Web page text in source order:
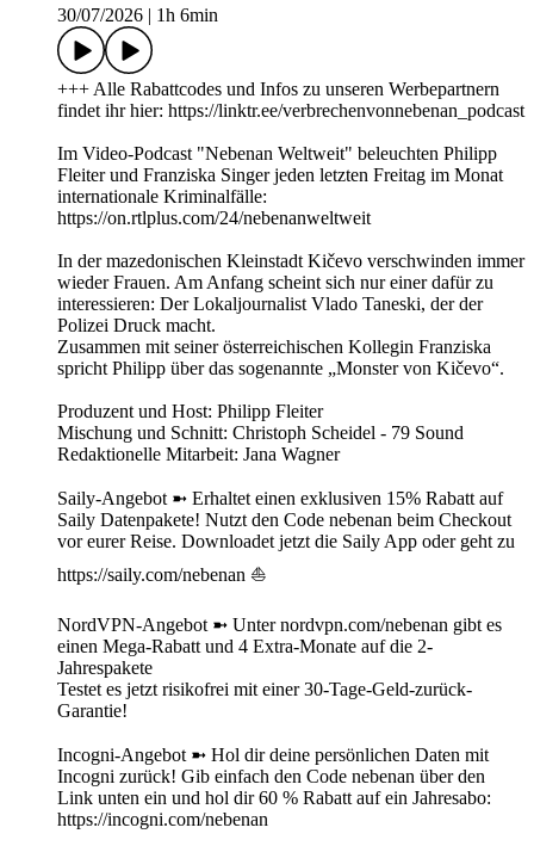
30/07/2026
1h 6min
+++ Alle Rabattcodes und Infos zu unseren Werbepartnern
findet ihr hier: https://linktr.ee/verbrechenvonnebenan_podcast
Im Video-Podcast "Nebenan Weltweit" beleuchten Philipp
Fleiter und Franziska Singer jeden letzten Freitag im Monat
internationale Kriminalfälle:
https://on.rtlplus.com/24/nebenanweltweit
In der mazedonischen Kleinstadt Kičevo verschwinden immer
wieder Frauen. Am Anfang scheint sich nur einer dafür zu
interessieren: Der Lokaljournalist Vlado Taneski, der der
Polizei Druck macht.
Zusammen mit seiner österreichischen Kollegin Franziska
spricht Philipp über das sogenannte „Monster von Kičevo“.
Produzent und Host: Philipp Fleiter
Mischung und Schnitt: Christoph Scheidel - 79 Sound
Redaktionelle Mitarbeit: Jana Wagner
Saily-Angebot ➼ Erhaltet einen exklusiven 15% Rabatt auf
Saily Datenpakete! Nutzt den Code nebenan beim Checkout
vor eurer Reise. Downloadet jetzt die Saily App oder geht zu
https://saily.com/nebenan ⛵
NordVPN-Angebot ➼ Unter nordvpn.com/nebenan gibt es
einen Mega-Rabatt und 4 Extra-Monate auf die 2-
Jahrespakete
Testet es jetzt risikofrei mit einer 30-Tage-Geld-zurück-
Garantie!
Incogni-Angebot ➼ Hol dir deine persönlichen Daten mit
Incogni zurück! Gib einfach den Code nebenan über den
Link unten ein und hol dir 60 % Rabatt auf ein Jahresabo:
https://incogni.com/nebenan